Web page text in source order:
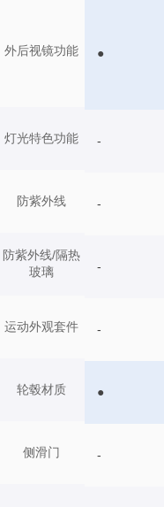
外后视镜功能
灯光特色功能
防紫外线
防紫外线/隔热
玻璃
运动外观套件
轮毂材质
侧滑门
●
-
-
-
-
●
-